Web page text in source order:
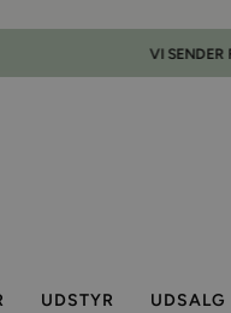
UDSTYR UDSALG